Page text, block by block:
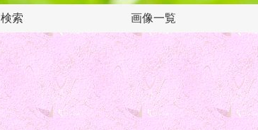
検索 画像一覧